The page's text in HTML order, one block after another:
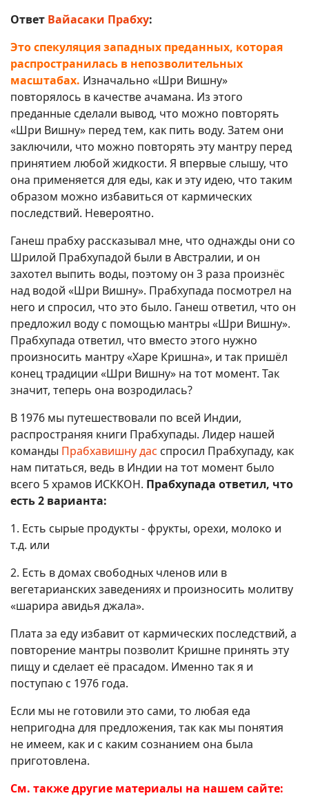
Ответ Вайасаки Прабху:
Это спекуляция западных преданных, которая
распространилась в непозволительных
масштабах. Изначально «Шри Вишну»
повторялось в качестве ачамана. Из этого
преданные сделали вывод, что можно повторять
«Шри Вишну» перед тем, как пить воду. Затем они
заключили, что можно повторять эту мантру перед
принятием любой жидкости. Я впервые слышу, что
она применяется для еды, как и эту идею, что таким
образом можно избавиться от кармических
последствий. Невероятно.
Ганеш прабху рассказывал мне, что однажды они со
Шрилой Прабхупадой были в Австралии, и он
захотел выпить воды, поэтому он 3 раза произнёс
над водой «Шри Вишну». Прабхупада посмотрел на
него и спросил, что это было. Ганеш ответил, что он
предложил воду с помощью мантры «Шри Вишну».
Прабхупада ответил, что вместо этого нужно
произносить мантру «Харе Кришна», и так пришёл
конец традиции «Шри Вишну» на тот момент. Так
значит, теперь она возродилась?
В 1976 мы путешествовали по всей Индии,
распространяя книги Прабхупады. Лидер нашей
команды Прабхавишну дас спросил Прабхупаду, как
нам питаться, ведь в Индии на тот момент было
всего 5 храмов ИСККОН. Прабхупада ответил, что
есть 2 варианта:
1. Есть сырые продукты - фрукты, орехи, молоко и
т.д. или
2. Есть в домах свободных членов или в
вегетарианских заведениях и произносить молитву
«шарира авидья джала».
Плата за еду избавит от кармических последствий, а
повторение мантры позволит Кришне принять эту
пищу и сделает её прасадом. Именно так я и
поступаю с 1976 года.
Если мы не готовили это сами, то любая еда
непригодна для предложения, так как мы понятия
не имеем, как и с каким сознанием она была
приготовлена.
См. также другие материалы на нашем сайте: